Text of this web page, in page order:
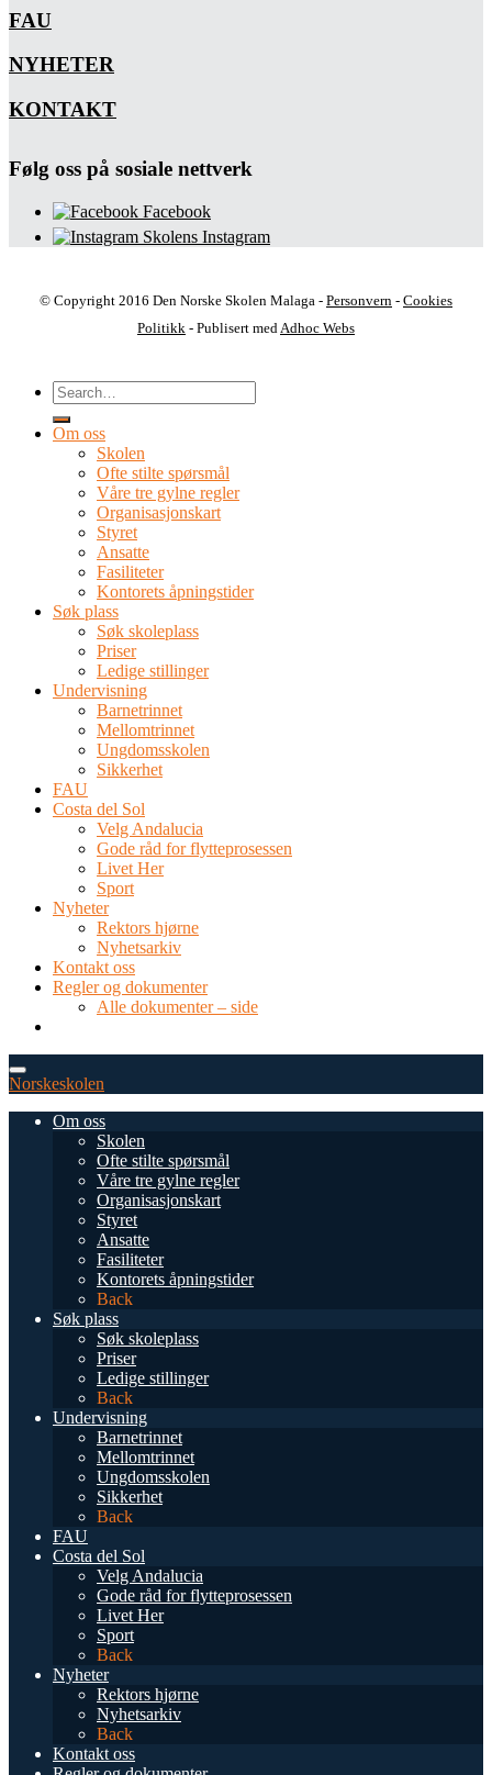
FAU
NYHETER
KONTAKT
Følg oss på sosiale nettverk
Facebook
Skolens Instagram
© Copyright 2016 Den Norske Skolen Malaga - Personvern - Cookies
Politikk - Publisert med Adhoc Webs
Om oss
Skolen
Ofte stilte spørsmål
Våre tre gylne regler
Organisasjonskart
Styret
Ansatte
Fasiliteter
Kontorets åpningstider
Søk plass
Søk skoleplass
Priser
Ledige stillinger
Undervisning
Barnetrinnet
Mellomtrinnet
Ungdomsskolen
Sikkerhet
FAU
Costa del Sol
Velg Andalucia
Gode råd for flytteprosessen
Livet Her
Sport
Nyheter
Rektors hjørne
Nyhetsarkiv
Kontakt oss
Regler og dokumenter
Alle dokumenter – side
Norskeskolen
Om oss
Skolen
Ofte stilte spørsmål
Våre tre gylne regler
Organisasjonskart
Styret
Ansatte
Fasiliteter
Kontorets åpningstider
Back
Søk plass
Søk skoleplass
Priser
Ledige stillinger
Back
Undervisning
Barnetrinnet
Mellomtrinnet
Ungdomsskolen
Sikkerhet
Back
FAU
Costa del Sol
Velg Andalucia
Gode råd for flytteprosessen
Livet Her
Sport
Back
Nyheter
Rektors hjørne
Nyhetsarkiv
Back
Kontakt oss